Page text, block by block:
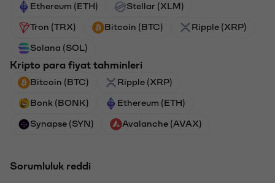
Ethereum (ETH) Stellar (XLM)
Tron (TRX) Bitcoin (BTC) Ripple (XRP)
Solana (SOL)
Kripto para fiyat tahminleri
Bitcoin (BTC) Ripple (XRP)
Bonk (BONK) Ethereum (ETH)
Synapse (SYN) Avalanche (AVAX)
Sorumluluk reddi